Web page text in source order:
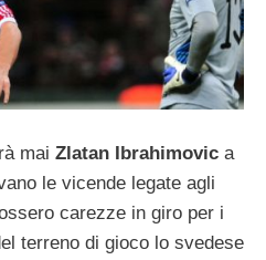
mai Zlatan Ibrahimovic a
le vicende legate agli
carezze in giro per i
terreno di gioco lo svedese